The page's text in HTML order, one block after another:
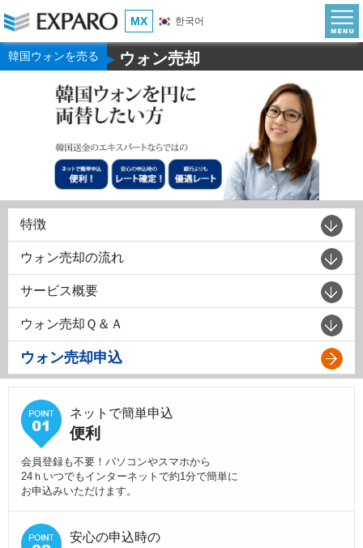
MX 한국어
韓国ウォンを売る ▶ウォン売却
特徴
ウォン売却の流れ
サービス概要
ウォン売却Ｑ＆Ａ
ウォン売却申込
ネットで簡単申込
便利
会員登録も不要！パソコンやスマホから
24ｈいつでもインターネットで約1分で簡単に
お申込みいただけます。
安心の申込時の